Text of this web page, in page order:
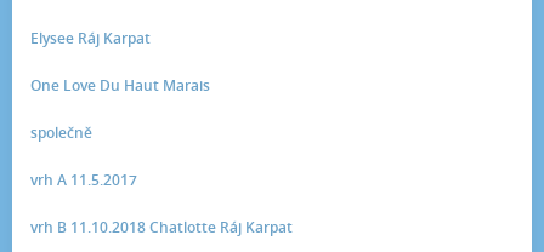
Elysee Ráj Karpat
One Love Du Haut Marais
společně
vrh A 11.5.2017
vrh B 11.10.2018 Chatlotte Ráj Karpat